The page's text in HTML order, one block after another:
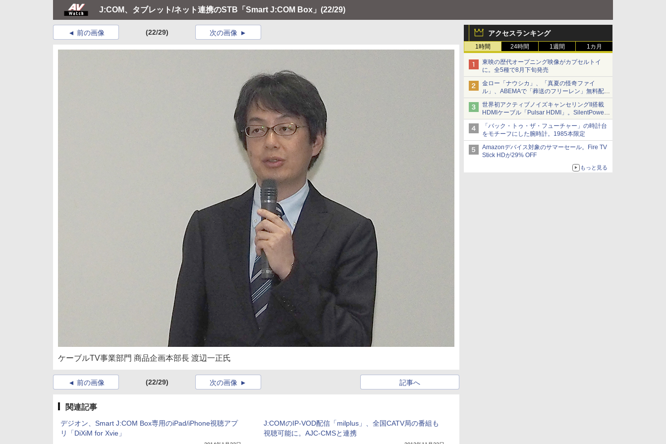
J:COM、タブレット/ネット連携のSTB「Smart J:COM Box」 (22/29)
アクセスランキング
1時間 24時間 1週間 1カ月
東映の歴代オープニング映像がカプセルトイ
に。全5種で8月下旬発売
金ロー「ナウシカ」、「真夏の怪奇ファイ
ル」、ABEMAで「葬送のフリーレン」無料配信
など。夏の特番・配信情報
世界初アクティブノイズキャンセリングII搭載
HDMIケーブル「Pulsar HDMI」。SilentPower
から
「バック・トゥ・ザ・フューチャー」の時計台
をモチーフにした腕時計。1985本限定
Amazonデバイス対象のサマーセール。Fire TV
Stick HDが29% OFF
もっと見る
前の画像 (22/29) 次の画像
ケーブルTV事業部門 商品企画本部長 渡辺一正氏
前の画像 (22/29) 記事へ
次の画像
関連記事
デジオン、Smart J:COM Box専用のiPad/iPhone視聴アプ
リ「DiXiM for Xvie」
J:COMのIP-VOD配信「milplus」、全国CATV局の番組も
視聴可能に。AJC-CMSと連携